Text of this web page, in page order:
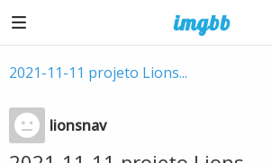
2021-11-11 projeto Lions...
lionsnav